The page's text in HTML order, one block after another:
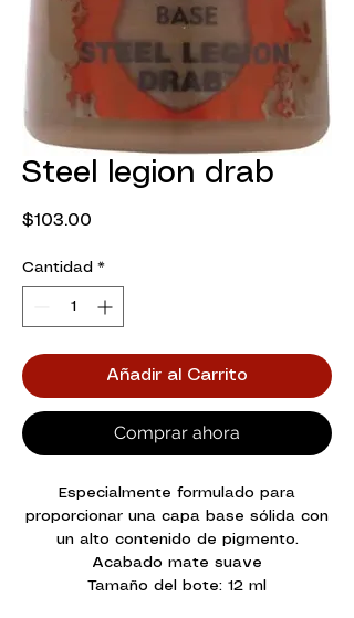
Steel legion drab
$103.00
Cantidad *
Añadir al Carrito
Comprar ahora
Especialmente formulado para
proporcionar una capa base sólida con
un alto contenido de pigmento.
Acabado mate suave
Tamaño del bote: 12 ml